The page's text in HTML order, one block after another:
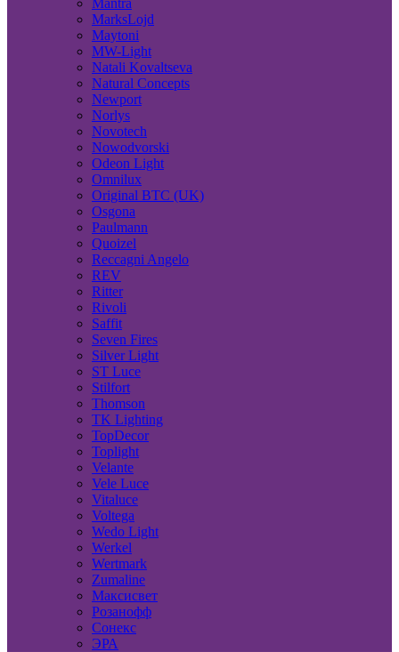
Mantra
MarksLojd
Maytoni
MW-Light
Natali Kovaltseva
Natural Concepts
Newport
Norlys
Novotech
Nowodvorski
Odeon Light
Omnilux
Original BTC (UK)
Osgona
Paulmann
Quoizel
Reccagni Angelo
REV
Ritter
Rivoli
Saffit
Seven Fires
Silver Light
ST Luce
Stilfort
Thomson
TK Lighting
TopDecor
Toplight
Velante
Vele Luce
Vitaluce
Voltega
Wedo Light
Werkel
Wertmark
Zumaline
Максисвет
Розанофф
Сонекс
ЭРА